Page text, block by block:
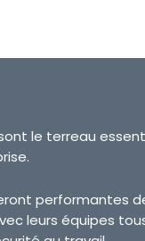
le terreau
performantes
leurs équipes